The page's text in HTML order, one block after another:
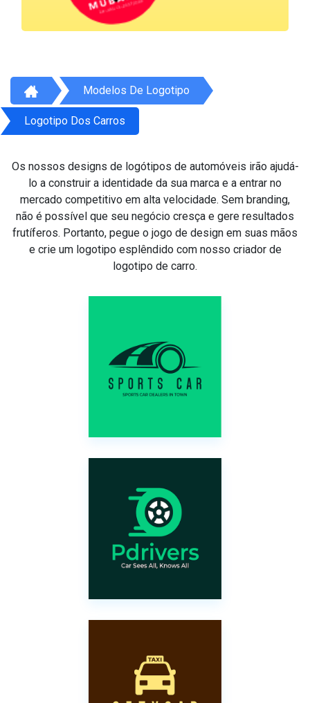
Modelos De Logotipo
Logotipo Dos Carros
Os nossos designs de logótipos de automóveis irão ajudá-
lo a construir a identidade da sua marca e a entrar no
mercado competitivo em alta velocidade. Sem branding,
não é possível que seu negócio cresça e gere resultados
frutíferos. Portanto, pegue o jogo de design em suas mãos
e crie um logotipo esplêndido com nosso criador de
logotipo de carro.